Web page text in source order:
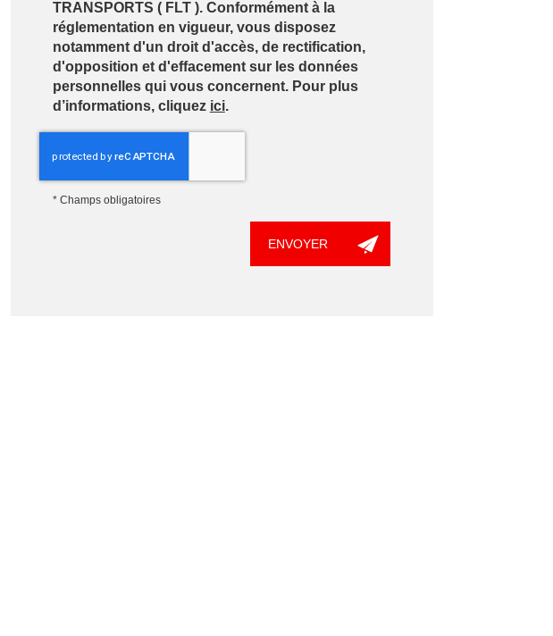
TRANSPORTS ( FLT ). Conformément à la
réglementation en vigueur, vous disposez
notamment d'un droit d'accès, de rectification,
d'opposition et d'effacement sur les données
personnelles qui vous concernent. Pour plus
d’informations, cliquez ici.
* Champs obligatoires